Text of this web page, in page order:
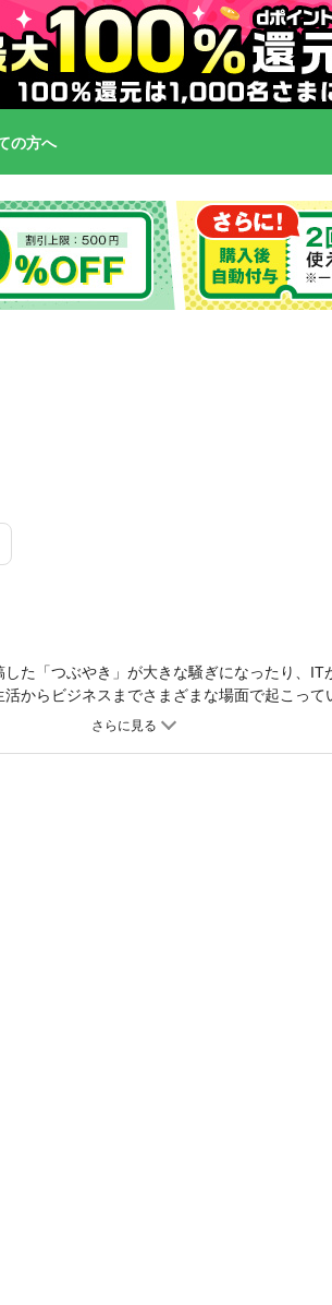
の方へ
た「つぶやき」が大きな騒ぎになったり、IT
からビジネスまでさまざまな場面で起こって
律面から解説する。法律ケーススタディ。